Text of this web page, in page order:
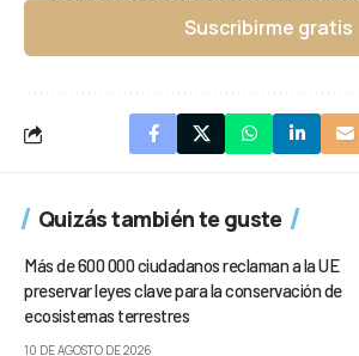
Suscribirme gratis
Quizás también te guste
Más de 600 000 ciudadanos reclaman a la UE
preservar leyes clave para la conservación de
ecosistemas terrestres
10 DE AGOSTO DE 2026